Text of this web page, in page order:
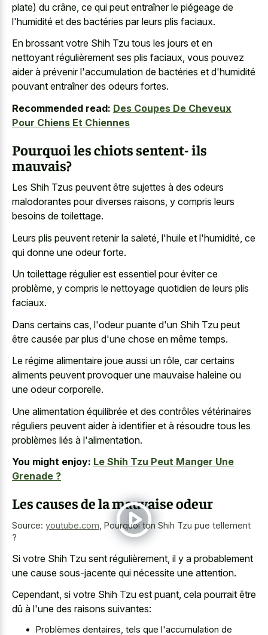
plate) du crâne, ce qui peut entraîner le piégeage de
l'humidité et des bactéries par leurs plis faciaux.
En brossant votre Shih Tzu tous les jours et en
nettoyant régulièrement ses plis faciaux, vous pouvez
aider à prévenir l'accumulation de bactéries et d'humidité
pouvant entraîner des odeurs fortes.
Recommended read: Des Coupes De Cheveux
Pour Chiens Et Chiennes
Pourquoi les chiots sentent- ils
mauvais?
Les Shih Tzus peuvent être sujettes à des odeurs
malodorantes pour diverses raisons, y compris leurs
besoins de toilettage.
Leurs plis peuvent retenir la saleté, l'huile et l'humidité, ce
qui donne une odeur forte.
Un toilettage régulier est essentiel pour éviter ce
problème, y compris le nettoyage quotidien de leurs plis
faciaux.
Dans certains cas, l'odeur puante d'un Shih Tzu peut
être causée par plus d'une chose en même temps.
Le régime alimentaire joue aussi un rôle, car certains
aliments peuvent provoquer une mauvaise haleine ou
une odeur corporelle.
Une alimentation équilibrée et des contrôles vétérinaires
réguliers peuvent aider à identifier et à résoudre tous les
problèmes liés à l'alimentation.
You might enjoy: Le Shih Tzu Peut Manger Une
Grenade ?
Les causes de la mauvaise odeur
Source: youtube.com Pourquoi ton Shih Tzu pue tellement
?
Si votre Shih Tzu sent régulièrement, il y a probablement
une cause sous-jacente qui nécessite une attention.
Cependant, si votre Shih Tzu est puant, cela pourrait être
dû à l'une des raisons suivantes:
Problèmes dentaires, tels que l'accumulation de